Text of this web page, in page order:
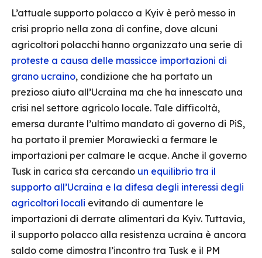
L’attuale supporto polacco a Kyiv è però messo in
crisi proprio nella zona di confine, dove alcuni
agricoltori polacchi hanno organizzato una serie di
proteste a causa delle massicce importazioni di
grano ucraino, condizione che ha portato un
prezioso aiuto all’Ucraina ma che ha innescato una
crisi nel settore agricolo locale. Tale difficoltà,
emersa durante l’ultimo mandato di governo di PiS,
ha portato il premier Morawiecki a fermare le
importazioni per calmare le acque. Anche il governo
Tusk in carica sta cercando un equilibrio tra il
supporto all’Ucraina e la difesa degli interessi degli
agricoltori locali evitando di aumentare le
importazioni di derrate alimentari da Kyiv. Tuttavia,
il supporto polacco alla resistenza ucraina è ancora
saldo come dimostra l’incontro tra Tusk e il PM